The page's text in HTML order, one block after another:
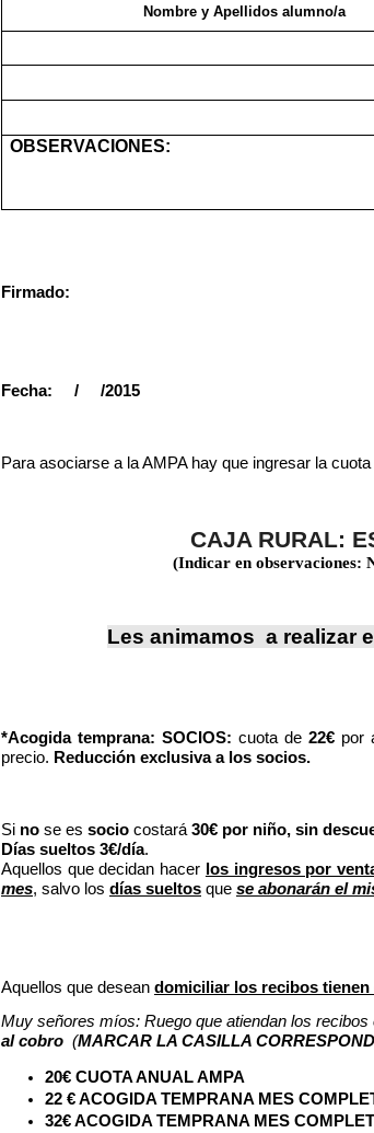
Nombre y Apellidos alumno/a
OBSERVACIONES:
Firmado:
Fecha: / /2015
Para asociarse a la AMPA hay que ingresar la cuota
CAJA RURAL:
(Indicar en observaciones:
Les animamos a realizar
*Acogida temprana: SOCIOS:cuota de22€ por
precio. Reducción exclusiva a los socios.
Si no se es socio costará 30€ por niño, sin
Días sueltos 3€/día.
Aquellos que decidan hacer los ingresos por
mes, salvo los días sueltos que se abonarán el
Aquellos que desean domiciliar los recibos
Muy señores míos: Ruego que atiendan los recibos
al cobro (MARCAR LA CASILLA
20€ CUOTA ANUAL AMPA
22 € ACOGIDA TEMPRANA MES
32€ ACOGIDA TEMPRANA MES